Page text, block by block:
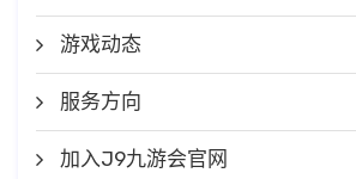
游戏动态
服务方向
加入J9九游会官网